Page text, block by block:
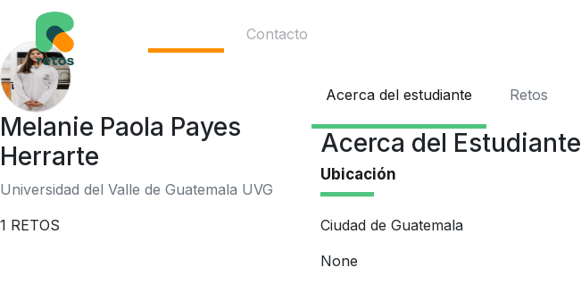
Contacto
Melanie Paola Payes
Herrarte
Universidad del Valle de Guatemala UVG
1 RETOS
Acerca del estudiante Retos
Acerca del Estudiante
Ubicación
Ciudad de Guatemala
None